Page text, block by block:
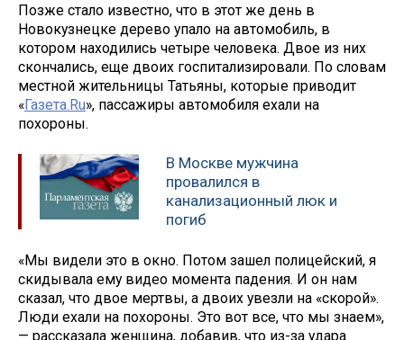
Позже стало известно, что в этот же день в
Новокузнецке дерево упало на автомобиль, в
котором находились четыре человека. Двое из них
скончались, еще двоих госпитализировали. По словам
местной жительницы Татьяны, которые приводит
«Газета.Ru», пассажиры автомобиля ехали на
похороны.
В Москве мужчина
провалился в
канализационный люк и
погиб
«Мы видели это в окно. Потом зашел полицейский, я
скидывала ему видео момента падения. И он нам
сказал, что двое мертвы, а двоих увезли на «скорой».
Люди ехали на похороны. Это вот все, что мы знаем»,
— рассказала женщина, добавив, что из-за удара